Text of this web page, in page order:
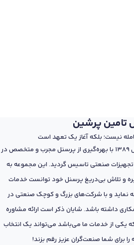
تامین پرشین
نیست؛ بلکه آغاز یک تعهد است
شرکت پارس تامین پرشین در سال 1389 با بهره‌گیری از پرسنل مجرب و متخصص در
صنعتی تاسیس گردید. این مجموعه به
و تلاش بی‌دریغ پرسنل خود توانست خدمات
نماید و با شرکت‌های بزرگ و کوچک صنعتی در
داشته باشد. شایان ذکر است ارائه مشاوره
یکی از خدمات ما می‌باشد می‌تواند یک انتخاب
برای شما صنعت‌گران عزیز رقم بزند!